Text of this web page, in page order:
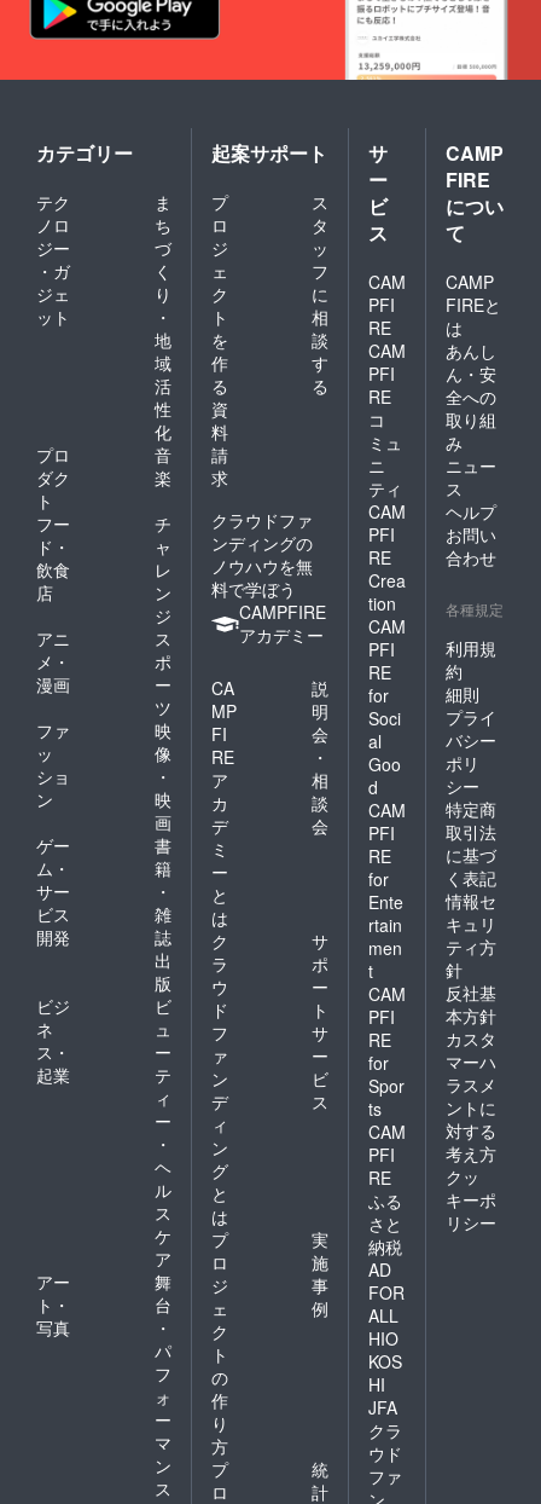
カテゴリー
テク
ノロ
ジー
・ガ
ジェ
ット
ま
ち
づ
く
り
・
地
域
活
性
化
プロ
ダク
ト
音
楽
フー
ド・
飲食
店
チ
ャ
レ
ン
ジ
アニ
メ・
漫画
ス
ポ
ー
ツ
ファ
ッ
ショ
ン
映
像
・
映
画
ゲー
ム・
サー
ビス
開発
書
籍
・
雑
誌
出
版
ビジ
ネ
ス・
起業
ビ
ュ
ー
テ
ィ
ー
・
ヘ
ル
ス
ケ
ア
アー
ト・
写真
舞
台
・
パ
フ
ォ
ー
マ
ン
ス
起案サポート
プ
ロ
ジ
ェ
ク
ト
を
作
る
ス
タ
ッ
フ
に
相
談
す
る
資
料
請
求
クラウドファ
ンディングの
ノウハウを無
料で学ぼう
CAMPFIRE
アカデミー
CA
MP
FI
RE
ア
カ
デ
ミ
ー
と
は
説
明
会
・
相
談
会
ク
ラ
ウ
ド
フ
ァ
ン
デ
ィ
ン
グ
と
は
サ
ポ
ー
ト
サ
ー
ビ
ス
プ
ロ
ジ
ェ
ク
ト
の
作
り
方
実
施
事
例
プ
ロ
統
計
サ
ー
ビ
ス
CAM
PFI
RE
CAM
PFI
RE
コ
ミュ
ニ
ティ
CAM
PFI
RE
Crea
tion
CAM
PFI
RE
for
Soci
al
Goo
d
CAM
PFI
RE
for
Ente
rtain
men
t
CAM
PFI
RE
for
Spor
ts
CAM
PFI
RE
ふる
さと
納税
AD
FOR
ALL
HIO
KOS
HI
JFA
クラ
ウド
ファ
ン
CAMP
FIRE
につい
て
CAMP
FIREと
は
あんし
ん・安
全への
取り組
み
ニュー
ス
ヘルプ
お問い
合わせ
各種規定
利用規
約
細則
プライ
バシー
ポリ
シー
特定商
取引法
に基づ
く表記
情報セ
キュリ
ティ方
針
反社基
本方針
カスタ
マーハ
ラスメ
ントに
対する
考え方
クッ
キーポ
リシー